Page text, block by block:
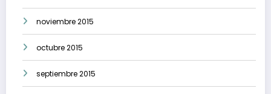
noviembre 2015
octubre 2015
septiembre 2015